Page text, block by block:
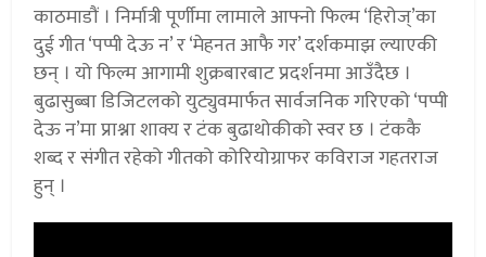
काठमाडौं । निर्मात्री पूर्णीमा लामाले आफ्नो फिल्म ‘हिरोज्’का
दुई गीत ‘पप्पी देऊ न’ र ‘मेहनत आफै गर’ दर्शकमाझ ल्याएकी
छन् । यो फिल्म आगामी शुक्रबारबाट प्रदर्शनमा आउँदैछ ।
बुढासुब्बा डिजिटलको युट्युवमार्फत सार्वजनिक गरिएको ‘पप्पी
देऊ न’मा प्राश्ना शाक्य र टंक बुढाथोकीको स्वर छ । टंककै
शब्द र संगीत रहेको गीतको कोरियोग्राफर कविराज गहतराज
हुन् ।